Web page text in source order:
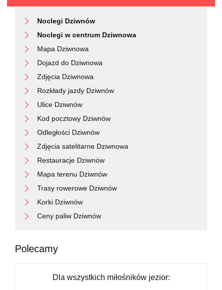
Noclegi Dziwnów
Noclegi w centrum Dziwnowa
Mapa Dziwnowa
Dojazd do Dziwnowa
Zdjęcia Dziwnowa
Rozkłady jazdy Dziwnów
Ulice Dziwnów
Kod pocztowy Dziwnów
Odległości Dziwnów
Zdjęcia satelitarne Dziwnowa
Restauracje Dziwnów
Mapa terenu Dziwnów
Trasy rowerowe Dziwnów
Korki Dziwnów
Ceny paliw Dziwnów
Polecamy
Dla wszystkich miłośników jezior: